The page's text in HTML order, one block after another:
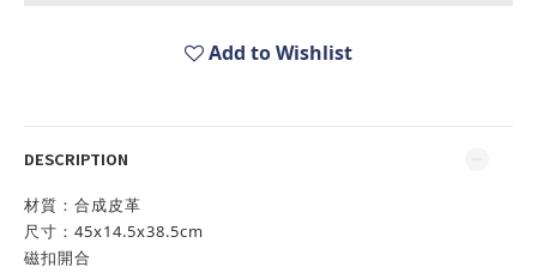
Add to Wishlist
DESCRIPTION
材質：合成皮革
尺寸：45x14.5x38.5cm
磁扣開合